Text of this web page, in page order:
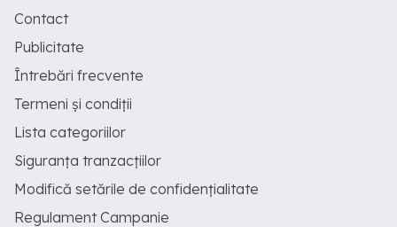
Contact
Publicitate
Întrebări frecvente
Termeni și condiții
Lista categoriilor
Siguranța tranzacțiilor
Modifică setările de confidențialitate
Regulament Campanie